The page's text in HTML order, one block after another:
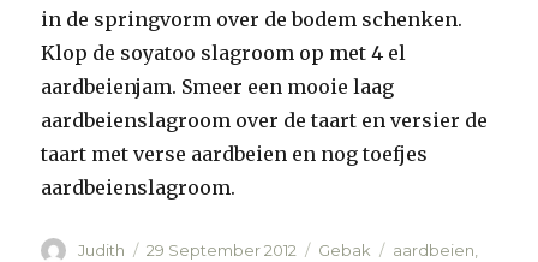
in de springvorm over de bodem schenken.
Klop de soyatoo slagroom op met 4 el
aardbeienjam. Smeer een mooie laag
aardbeienslagroom over de taart en versier de
taart met verse aardbeien en nog toefjes
aardbeienslagroom.
Author
Judith
Posted
29 September 2012 Categories
Gebak Tags
aardbeien,